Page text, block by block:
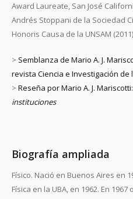
Award Laureate, San José
Andrés Stoppani de la Sociedad
Honoris Causa de la UNSAM
> Semblanza de Mario A. J.
revista Ciencia e Investigación de
> Reseña por Mario A. J. Mariscotti:
instituciones
Biografía ampliada
Físico. Nació en Buenos Aires en
Física en la UBA, en 1962. En